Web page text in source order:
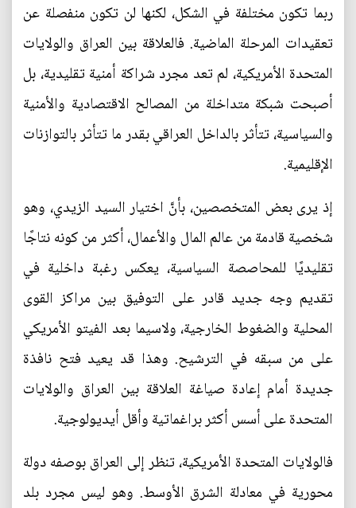
ربما تكون مختلفة في الشكل، لكنها لن تكون منفصلة عن
تعقيدات المرحلة الماضية. فالعلاقة بين العراق والولايات
المتحدة الأمريكية، لم تعد مجرد شراكة أمنية تقليدية، بل
أصبحت شبكة متداخلة من المصالح الاقتصادية والأمنية
والسياسية، تتأثر بالداخل العراقي بقدر ما تتأثر بالتوازنات
الإقليمية.
إذ يرى بعض المتخصصين، بأنَّ اختيار السيد الزيدي، وهو
شخصية قادمة من عالم المال والأعمال، أكثر من كونه نتاجًا
تقليديًا للمحاصصة السياسية، يعكس رغبة داخلية في
تقديم وجه جديد قادر على التوفيق بين مراكز القوى
المحلية والضغوط الخارجية، ولاسيما بعد الفيتو الأمريكي
على من سبقه في الترشيح. وهذا قد يعيد فتح نافذة
جديدة أمام إعادة صياغة العلاقة بين العراق والولايات
المتحدة على أسس أكثر براغماتية وأقل أيديولوجية.
فالولايات المتحدة الأمريكية، تنظر إلى العراق بوصفه دولة
محورية في معادلة الشرق الأوسط. وهو ليس مجرد بلد